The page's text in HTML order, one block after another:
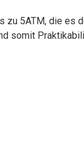
5ATM, die es
somit